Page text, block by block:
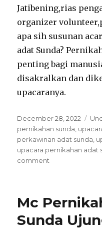
Jatibening,rias
organizer
apa sih susunan
adat Sunda?
penting bagi
disakralkan dan
upacaranya.
Posted
on
December 28, 2022
pernikahan sunda,
perkawinan adat sunda,
upacara pernikahan adat
comment
Sunda
Cilenggang
Mc
Sunda